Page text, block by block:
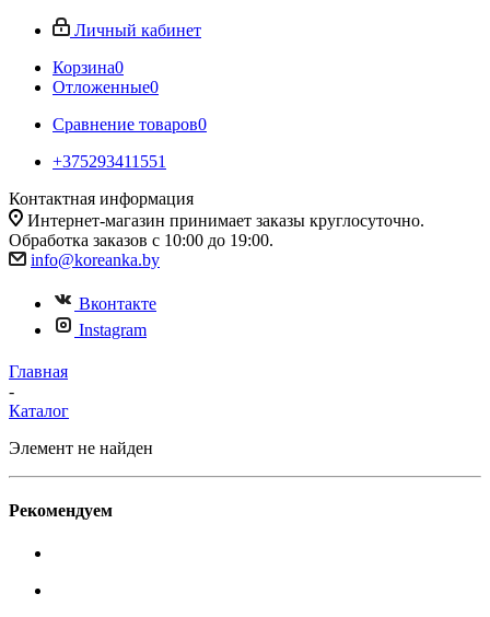
Личный кабинет
Корзина0
Отложенные0
Сравнение товаров0
+375293411551
Контактная информация
Интернет-магазин принимает заказы круглосуточно.
Обработка заказов с 10:00 до 19:00.
info@koreanka.by
Вконтакте
Instagram
Главная
-
Каталог
Элемент не найден
Рекомендуем